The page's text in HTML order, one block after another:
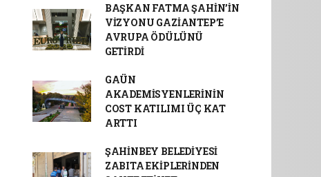
BAŞKAN FATMA ŞAHİN’İN
VİZYONU GAZİANTEP’E
AVRUPA ÖDÜLÜNÜ
GETİRDİ
GAÜN
AKADEMİSYENLERİNİN
COST KATILIMI ÜÇ KAT
ARTTI
ŞAHİNBEY BELEDİYESİ
ZABITA EKİPLERİNDEN